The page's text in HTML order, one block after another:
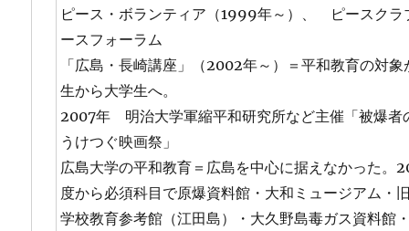
ピース・ボランティア（1999年～）、 ピースクラ
ースフォーラム
「広島・長崎講座」（2002年～）＝平和教育の対象
生から大学生へ。
2007年 明治大学軍縮平和研究所など主催「被爆者
うけつぐ映画祭」
広島大学の平和教育＝広島を中心に据えなかった。
度から必須科目で原爆資料館・大和ミュージアム・
学校教育参考館（江田島）・大久野島毒ガス資料館